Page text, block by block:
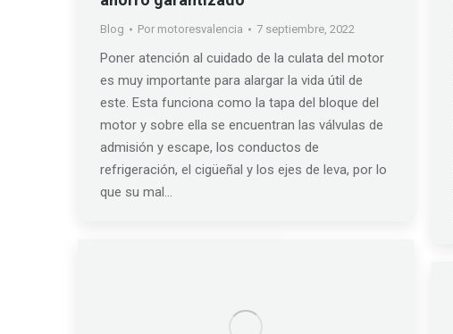
Blog Por motoresvalencia 7 septiembre, 2022
Poner atención al cuidado de la culata del motor
es muy importante para alargar la vida útil de
este. Esta funciona como la tapa del bloque del
motor y sobre ella se encuentran las válvulas de
admisión y escape, los conductos de
refrigeración, el cigüeñal y los ejes de leva, por lo
que su mal…